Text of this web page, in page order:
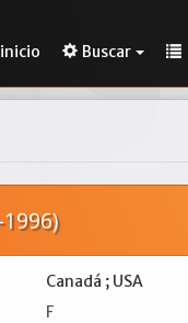
Buscar
Canadá ; USA
F